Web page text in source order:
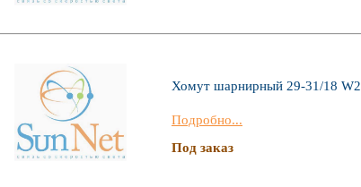
Хомут шарнирный 29-31/18 W2
Подробно...
Под заказ